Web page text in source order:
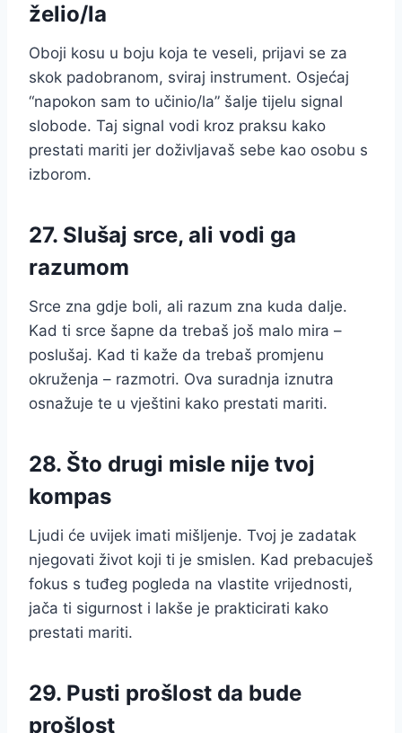
želio/la
Oboji kosu u boju koja te veseli, prijavi se za
skok padobranom, sviraj instrument. Osjećaj
“napokon sam to učinio/la” šalje tijelu signal
slobode. Taj signal vodi kroz praksu kako
prestati mariti jer doživljavaš sebe kao osobu s
izborom.
27. Slušaj srce, ali vodi ga
razumom
Srce zna gdje boli, ali razum zna kuda dalje.
Kad ti srce šapne da trebaš još malo mira –
poslušaj. Kad ti kaže da trebaš promjenu
okruženja – razmotri. Ova suradnja iznutra
osnažuje te u vještini kako prestati mariti.
28. Što drugi misle nije tvoj
kompas
Ljudi će uvijek imati mišljenje. Tvoj je zadatak
njegovati život koji ti je smislen. Kad prebacuješ
fokus s tuđeg pogleda na vlastite vrijednosti,
jača ti sigurnost i lakše je prakticirati kako
prestati mariti.
29. Pusti prošlost da bude
prošlost